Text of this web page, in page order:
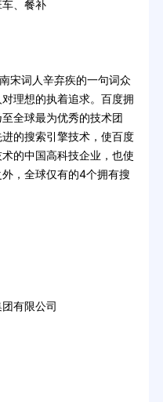
、餐补
宋词人辛弃疾的一句词众
理想的执着追求。百度拥
全球最为优秀的技术团
的搜索引擎技术，使百度
的中国高科技企业，也使
，全球仅有的4个拥有搜
有限公司